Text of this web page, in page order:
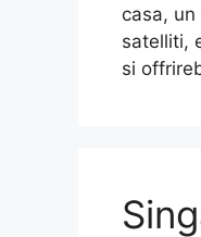
casa,
satelliti,
si